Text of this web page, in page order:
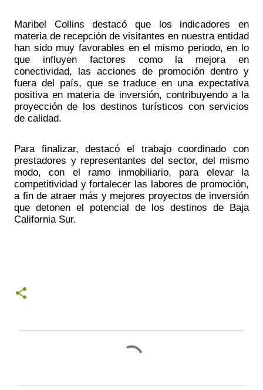
Maribel Collins destacó que los indicadores en
materia de recepción de visitantes en nuestra entidad
han sido muy favorables en el mismo periodo, en lo
que influyen factores como la mejora en
conectividad, las acciones de promoción dentro y
fuera del país, que se traduce en una expectativa
positiva en materia de inversión, contribuyendo a la
proyección de los destinos turísticos con servicios
de calidad.
Para finalizar, destacó el trabajo coordinado con
prestadores y representantes del sector, del mismo
modo, con el ramo inmobiliario, para elevar la
competitividad y fortalecer las labores de promoción,
a fin de atraer más y mejores proyectos de inversión
que detonen el potencial de los destinos de Baja
California Sur.